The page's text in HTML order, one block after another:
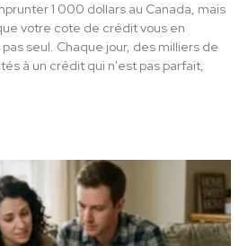
1 000 dollars au Canada, mais
votre cote de crédit vous en
seul. Chaque jour, des milliers de
à un crédit qui n'est pas parfait,